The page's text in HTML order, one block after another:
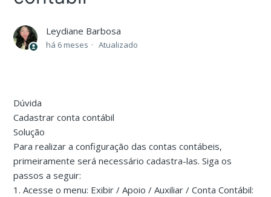
Leydiane Barbosa
há 6 meses Atualizado
Dúvida
Cadastrar conta contábil
Solução
Para realizar a configuração das contas contábeis,
primeiramente será necessário cadastra-las. Siga os
passos a seguir:
1. Acesse o menu: Exibir / Apoio / Auxiliar / Conta Contábil: